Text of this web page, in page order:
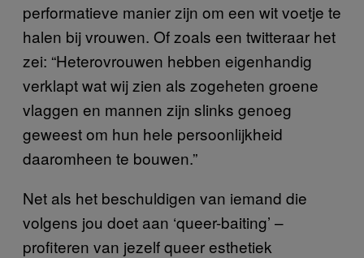
performatieve manier zijn om een wit voetje te
halen bij vrouwen. Of zoals een twitteraar het
zei: “Heterovrouwen hebben eigenhandig
verklapt wat wij zien als zogeheten groene
vlaggen en mannen zijn slinks genoeg
geweest om hun hele persoonlijkheid
daaromheen te bouwen.”
Net als het beschuldigen van iemand die
volgens jou doet aan ‘queer-baiting’ –
profiteren van jezelf queer esthetiek